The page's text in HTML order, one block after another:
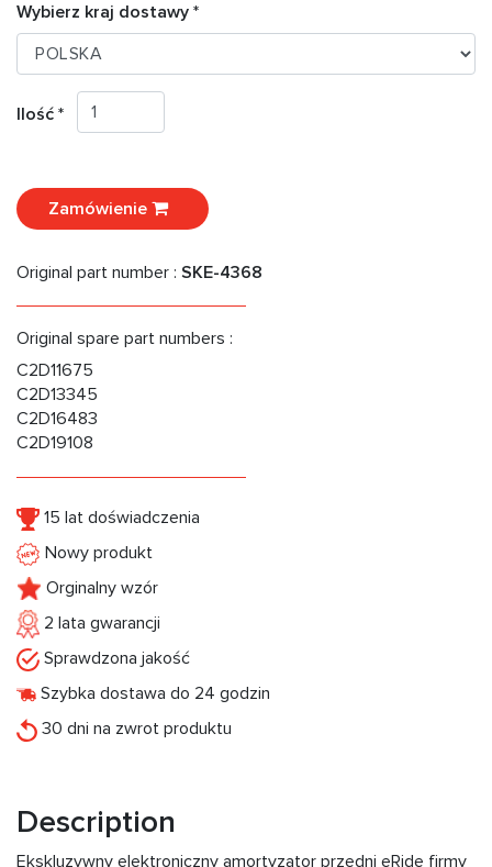
Wybierz kraj dostawy *
Ilość *
Zamówienie
Original part number : SKE-4368
Original spare part numbers :
C2D11675
C2D13345
C2D16483
C2D19108
15 lat doświadczenia
Nowy produkt
Orginalny wzór
2 lata gwarancji
Sprawdzona jakość
Szybka dostawa do 24 godzin
30 dni na zwrot produktu
Description
Ekskluzywny elektroniczny amortyzator przedni eRide firmy